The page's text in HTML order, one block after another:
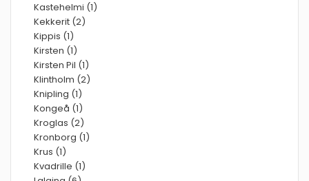
Kastehelmi (1)
Kekkerit (2)
Kippis (1)
Kirsten (1)
Kirsten Pil (1)
Klintholm (2)
Knipling (1)
Kongeå (1)
Kroglas (2)
Kronborg (1)
Krus (1)
Kvadrille (1)